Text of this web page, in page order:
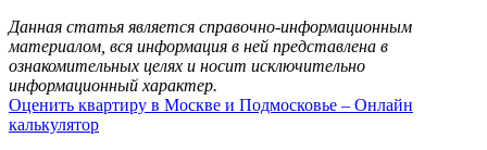
Данная статья является справочно-информационным
материалом, вся информация в ней представлена в
ознакомительных целях и носит исключительно
информационный характер.
Оценить квартиру в Москве и Подмосковье – Онлайн
калькулятор